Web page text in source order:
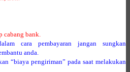
cabang bank.
cara pembayaran jangan sungkan
anda.
“biaya pengiriman” pada saat melakukan